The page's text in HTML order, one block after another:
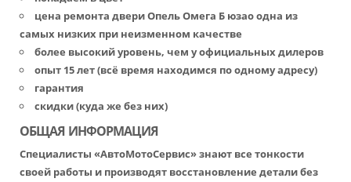
цена ремонта двери Опель Омега Б юзао одна из
самых низких при неизменном качестве
более высокий уровень, чем у официальных дилеров
опыт 15 лет (всё время находимся по одному адресу)
гарантия
скидки (куда же без них)
ОБЩАЯ ИНФОРМАЦИЯ
Специалисты «АвтоМотоСервис» знают все тонкости
своей работы и производят восстановление детали без